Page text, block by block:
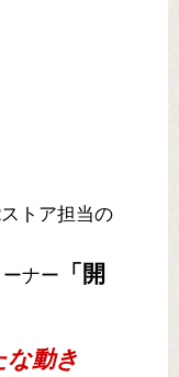
トア担当の
ナー
「開
な動き